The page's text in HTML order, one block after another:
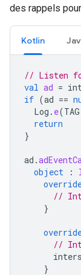
des rappels
Kotlin
// Listen
val ad =
if (ad ==
Log . e(TAG
return
}
ad .
object
:
//
}
//
}